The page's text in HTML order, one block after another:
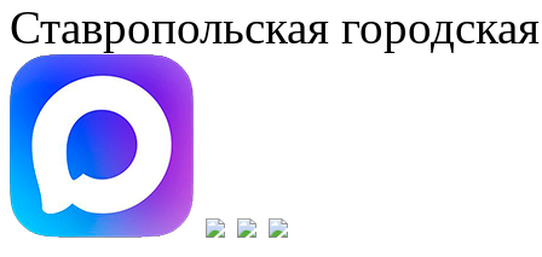
Ставропольская